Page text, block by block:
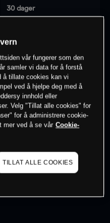
30 dager
instrumentet
konto
to see latest market data
vår fungerer som den
samler vi data for å forstå
å tillate cookies kan vi
ved å hjelpe deg med å
innhold eller
Velg "Tillat alle cookies" for
for å administrere cookie-
mer ved å se vår Cookie-
TILLAT ALLE COOKIES